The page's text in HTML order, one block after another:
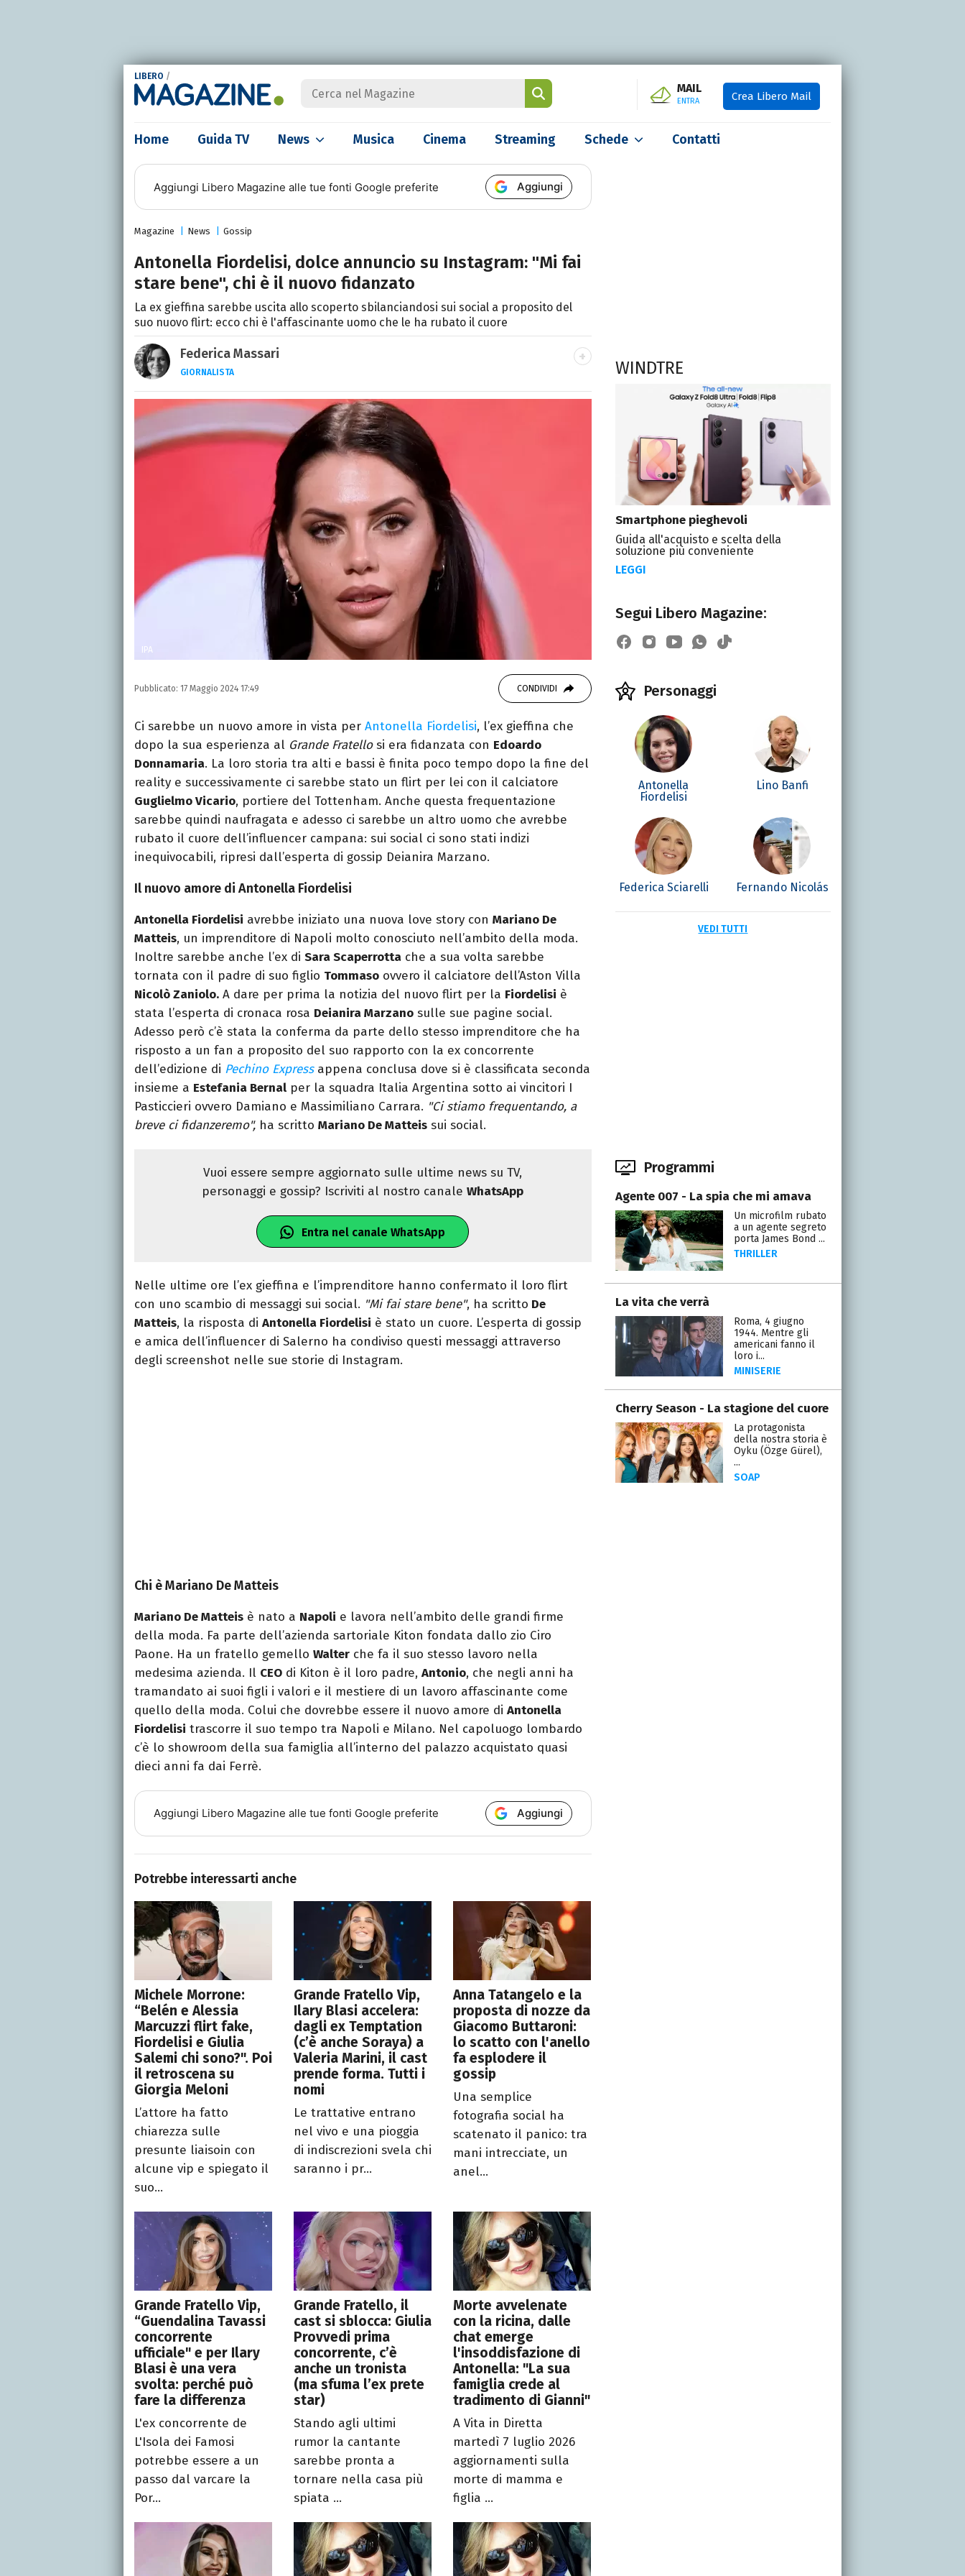
LIBERO /
MAIL
ENTRA Crea Libero Mail
Home Guida TV News Musica Cinema Streaming Schede Contatti
Aggiungi Libero Magazine alle tue fonti Google preferite Aggiungi
Magazine News Gossip
Antonella Fiordelisi, dolce annuncio su Instagram: "Mi fai
stare bene", chi è il nuovo fidanzato
La ex gieffina sarebbe uscita allo scoperto sbilanciandosi sui social a proposito del
suo nuovo flirt: ecco chi è l'affascinante uomo che le ha rubato il cuore
Federica Massari
GIORNALISTA
LINKEDIN
INSTAGRAM FACEBOOK
Giornalista nata nella città di Parthenope, si definisce "madriletana".
Da anni scrive (per un numero imprecisato di testate) di spettacoli e
musica, TV e calcio.
IPA
Pubblicato: 17 Maggio 2024 17:49 CONDIVIDI
Ci sarebbe un nuovo amore in vista per Antonella Fiordelisi, l’ex gieffina che
dopo la sua esperienza al Grande Fratellosi era fidanzata con Edoardo
Donnamaria. La loro storia tra alti e bassi è finita poco tempo dopo la fine del
reality e successivamente ci sarebbe stato un flirt per lei con il calciatore
Guglielmo Vicario, portiere del Tottenham. Anche questa frequentazione
sarebbe quindi naufragata e adesso ci sarebbe un altro uomo che avrebbe
rubato il cuore dell’influencer campana: sui social ci sono stati indizi
inequivocabili, ripresi dall’esperta di gossip Deianira Marzano.
Il nuovo amore di Antonella Fiordelisi
Antonella Fiordelisi avrebbe iniziato una nuova love story con Mariano De
Matteis, un imprenditore di Napoli molto conosciuto nell’ambito della moda.
Inoltre sarebbe anche l’ex di Sara Scaperrotta che a sua volta sarebbe
tornata con il padre di suo figlio Tommaso ovvero il calciatore dell’Aston Villa
Nicolò Zaniolo. A dare per prima la notizia del nuovo flirt per la Fiordelisi è
stata l’esperta di cronaca rosa Deianira Marzano sulle sue pagine social.
Adesso però c’è stata la conferma da parte dello stesso imprenditore che ha
risposto a un fan a proposito del suo rapporto con la ex concorrente
dell’edizione di Pechino Expressappena conclusa dove si è classificata seconda
insieme a Estefania Bernal per la squadra Italia Argentina sotto ai vincitori I
Pasticcieri ovvero Damiano e Massimiliano Carrara. "Ci stiamo frequentando, a
breve ci fidanzeremo", ha scritto Mariano De Matteis sui social.
Vuoi essere sempre aggiornato sulle ultime news su TV,
personaggi e gossip? Iscriviti al nostro canaleWhatsApp
Entra nel canale WhatsApp
Nelle ultime ore l’ex gieffina e l’imprenditore hanno confermato il loro flirt
con uno scambio di messaggi sui social. "Mi fai stare bene", ha scritto De
Matteis, la risposta di Antonella Fiordelisi è stato un cuore. L’esperta di gossip
e amica dell’influencer di Salerno ha condiviso questi messaggi attraverso
degli screenshot nelle sue storie di Instagram.
Chi è Mariano De Matteis
Mariano De Matteis è nato a Napoli e lavora nell’ambito delle grandi firme
della moda. Fa parte dell’azienda sartoriale Kiton fondata dallo zio Ciro
Paone. Ha un fratello gemello Walter che fa il suo stesso lavoro nella
medesima azienda. Il CEO di Kiton è il loro padre, Antonio, che negli anni ha
tramandato ai suoi figli i valori e il mestiere di un lavoro affascinante come
quello della moda. Colui che dovrebbe essere il nuovo amore di Antonella
Fiordelisi trascorre il suo tempo tra Napoli e Milano. Nel capoluogo lombardo
c’è lo showroom della sua famiglia all’interno del palazzo acquistato quasi
dieci anni fa dai Ferrè.
Aggiungi Libero Magazine alle tue fonti Google preferite Aggiungi
Potrebbe interessarti anche
Michele Morrone:
“Belén e Alessia
Marcuzzi flirt fake,
Fiordelisi e Giulia
Salemi chi sono?". Poi
il retroscena su
Giorgia Meloni
L’attore ha fatto
chiarezza sulle
presunte liaisoin con
alcune vip e spiegato il
suo...
Grande Fratello Vip,
Ilary Blasi accelera:
dagli ex Temptation
(c’è anche Soraya) a
Valeria Marini, il cast
prende forma. Tutti i
nomi
Le trattative entrano
nel vivo e una pioggia
di indiscrezioni svela chi
saranno i pr...
Anna Tatangelo e la
proposta di nozze da
Giacomo Buttaroni:
lo scatto con l'anello
fa esplodere il
gossip
Una semplice
fotografia social ha
scatenato il panico: tra
mani intrecciate, un
anel...
Grande Fratello Vip,
“Guendalina Tavassi
concorrente
ufficiale" e per Ilary
Blasi è una vera
svolta: perché può
fare la differenza
L'ex concorrente de
L'Isola dei Famosi
potrebbe essere a un
passo dal varcare la
Por...
Grande Fratello, il
cast si sblocca: Giulia
Provvedi prima
concorrente, c’è
anche un tronista
(ma sfuma l’ex prete
star)
Stando agli ultimi
rumor la cantante
sarebbe pronta a
tornare nella casa più
spiata ...
Morte avvelenate
con la ricina, dalle
chat emerge
l'insoddisfazione di
Antonella: "La sua
famiglia crede al
tradimento di Gianni"
A Vita in Diretta
martedì 7 luglio 2026
aggiornamenti sulla
morte di mamma e
figlia ...
WINDTRE
Smartphone pieghevoli
Guida all'acquisto e scelta della
soluzione più conveniente
LEGGI
Segui Libero Magazine:
Personaggi
Antonella
Fiordelisi
Lino Banfi
Federica Sciarelli Fernando Nicolás
VEDI TUTTI
Programmi
Agente 007 - La spia che mi amava
Un microfilm rubato
a un agente segreto
porta James Bond ...
THRILLER
La vita che verrà
Roma, 4 giugno
1944. Mentre gli
americani fanno il
loro i...
MINISERIE
Cherry Season - La stagione del cuore
La protagonista
della nostra storia è
Oyku (Özge Gürel),
...
SOAP